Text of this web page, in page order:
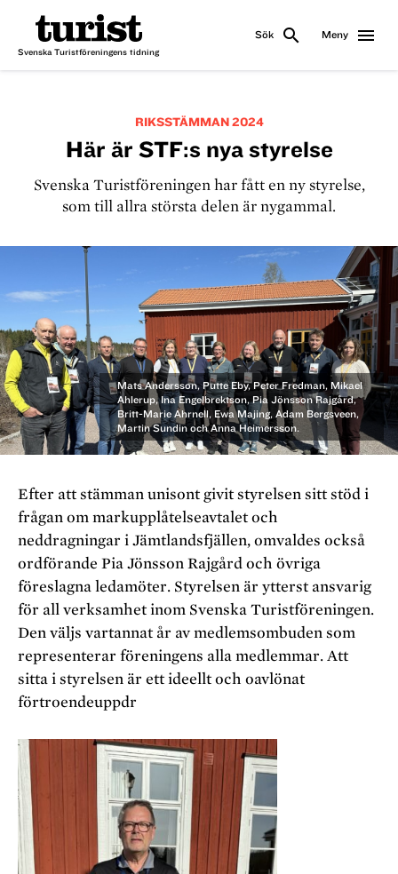
Svenska Turistföreningens tidning
Sök search Meny menu
RIKSSTÄMMAN 2024
Här är STF:s nya styrelse
Svenska Turistföreningen har fått en ny styrelse,
som till allra största delen är nygammal.
Mats Andersson, Putte Eby, Peter Fredman, Mikael
Ahlerup, Ina Engelbrektson, Pia Jönsson Rajgård,
Britt-Marie Ahrnell, Ewa Majing, Adam Bergsveen,
Martin Sundin och Anna Heimersson.
Efter att stämman unisont givit styrelsen sitt stöd i
frågan om markupplåtelseavtalet och
neddragningar i Jämtlandsfjällen, omvaldes också
ordförande Pia Jönsson Rajgård och övriga
föreslagna ledamöter. Styrelsen är ytterst ansvarig
för all verksamhet inom Svenska Turistföreningen.
Den väljs vartannat år av medlemsombuden som
representerar föreningens alla medlemmar. Att
sitta i styrelsen är ett ideellt och oavlönat
förtroendeuppdr